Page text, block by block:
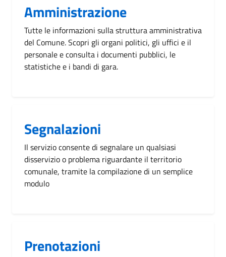
Amministrazione
Tutte le informazioni sulla struttura amministrativa
del Comune. Scopri gli organi politici, gli uffici e il
personale e consulta i documenti pubblici, le
statistiche e i bandi di gara.
Segnalazioni
Il servizio consente di segnalare un qualsiasi
disservizio o problema riguardante il territorio
comunale, tramite la compilazione di un semplice
modulo
Prenotazioni